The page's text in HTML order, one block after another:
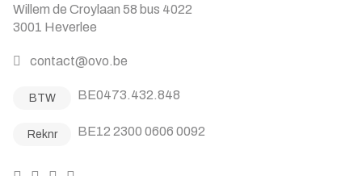
Willem de Croylaan 58 bus 4022
3001 Heverlee
contact@ovo.be
BTW BE0473.432.848
Reknr BE12 2300 0606 0092